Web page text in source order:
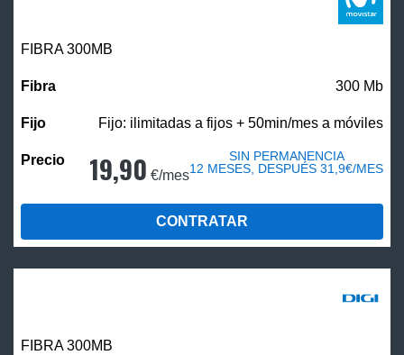
FIBRA 300MB
300 Mb
Fijo: ilimitadas a fijos + 50min/mes a móviles
19,90 €/mes
SIN PERMANENCIA
12 MESES, DESPUÉS 31,9€/MES
CONTRATAR
FIBRA 300MB